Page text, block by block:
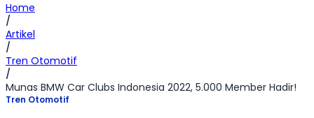
Home
/
Artikel
/
Tren Otomotif
/
Munas BMW Car Clubs Indonesia 2022, 5.000 Member Hadir!
Tren Otomotif